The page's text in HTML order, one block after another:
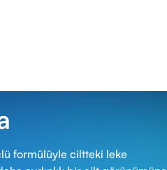
formülüyle ciltteki leke